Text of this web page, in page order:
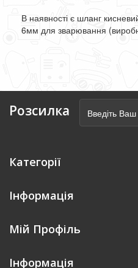
В наявності є шланг
6мм для зварювання (
Розсилка
Категорії
Інформація
Мій Профіль
Iнформація